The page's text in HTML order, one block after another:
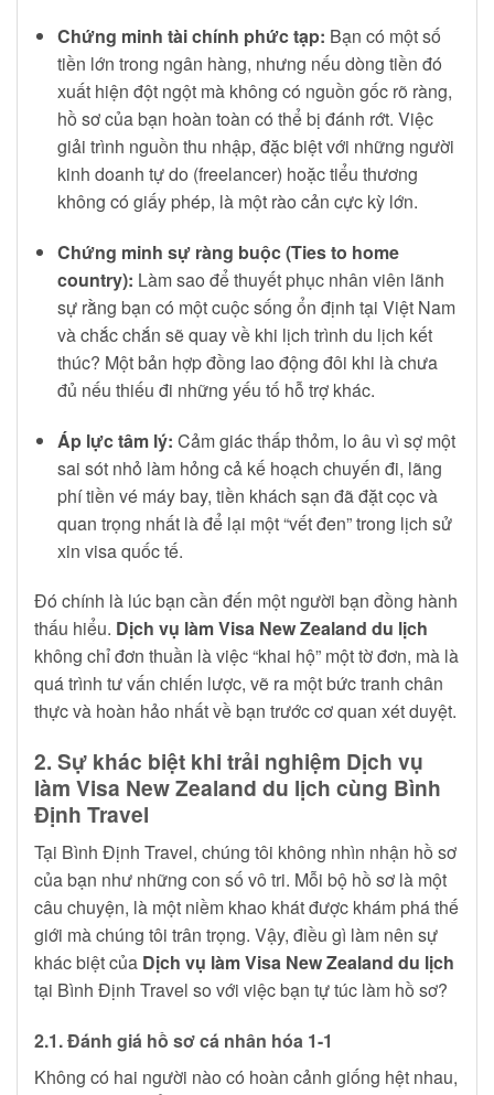
Chứng minh tài chính phức tạp: Bạn có một số
tiền lớn trong ngân hàng, nhưng nếu dòng tiền đó
xuất hiện đột ngột mà không có nguồn gốc rõ ràng,
hồ sơ của bạn hoàn toàn có thể bị đánh rớt. Việc
giải trình nguồn thu nhập, đặc biệt với những người
kinh doanh tự do (freelancer) hoặc tiểu thương
không có giấy phép, là một rào cản cực kỳ lớn.
Chứng minh sự ràng buộc (Ties to home
country): Làm sao để thuyết phục nhân viên lãnh
sự rằng bạn có một cuộc sống ổn định tại Việt Nam
và chắc chắn sẽ quay về khi lịch trình du lịch kết
thúc? Một bản hợp đồng lao động đôi khi là chưa
đủ nếu thiếu đi những yếu tố hỗ trợ khác.
Áp lực tâm lý: Cảm giác thấp thỏm, lo âu vì sợ một
sai sót nhỏ làm hỏng cả kế hoạch chuyến đi, lãng
phí tiền vé máy bay, tiền khách sạn đã đặt cọc và
quan trọng nhất là để lại một “vết đen” trong lịch sử
xin visa quốc tế.
Đó chính là lúc bạn cần đến một người bạn đồng hành
thấu hiểu. Dịch vụ làm Visa New Zealand du lịch
không chỉ đơn thuần là việc “khai hộ” một tờ đơn, mà là
quá trình tư vấn chiến lược, vẽ ra một bức tranh chân
thực và hoàn hảo nhất về bạn trước cơ quan xét duyệt.
2. Sự khác biệt khi trải nghiệm Dịch vụ
làm Visa New Zealand du lịch cùng Bình
Định Travel
Tại Bình Định Travel, chúng tôi không nhìn nhận hồ sơ
của bạn như những con số vô tri. Mỗi bộ hồ sơ là một
câu chuyện, là một niềm khao khát được khám phá thế
giới mà chúng tôi trân trọng. Vậy, điều gì làm nên sự
khác biệt của Dịch vụ làm Visa New Zealand du lịch
tại Bình Định Travel so với việc bạn tự túc làm hồ sơ?
2.1. Đánh giá hồ sơ cá nhân hóa 1-1
Không có hai người nào có hoàn cảnh giống hệt nhau,